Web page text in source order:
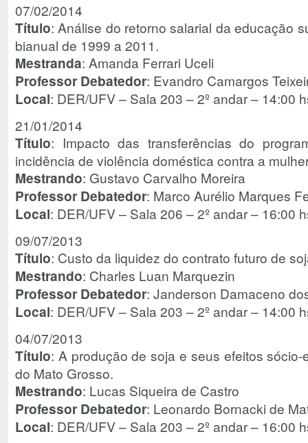
07/02/2014
Título: Análise do retorno salarial da educação
bianual de 1999 a 2011.
Mestranda: Amanda Ferrari Uceli
Professor Debatedor: Evandro Camargos
Local: DER/UFV – Sala 203 – 2º andar – 14:00
21/01/2014
Título: Impacto das transferências do
incidência de violência doméstica contra a
Mestrando: Gustavo Carvalho Moreira
Professor Debatedor: Marco Aurélio Marques
Local: DER/UFV – Sala 206 – 2º andar – 16:00
09/07/2013
Título: Custo da liquidez do contrato futuro de
Mestrando: Charles Luan Marquezin
Professor Debatedor: Janderson Damaceno
Local: DER/UFV – Sala 203 – 2º andar – 14:00
04/07/2013
Título: A produção de soja e seus efeitos
do Mato Grosso.
Mestrando: Lucas Siqueira de Castro
Professor Debatedor: Leonardo Bornacki de
Local: DER/UFV – Sala 203 – 2º andar – 16:00